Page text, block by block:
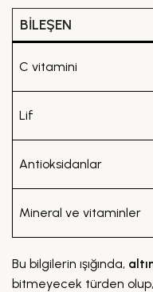
BILEŞEN
C vitamini
Lif
Antioksidanlar
Mineral ve vitaminler
Bu bilgilerin ışığında,
bitmeyecek türden